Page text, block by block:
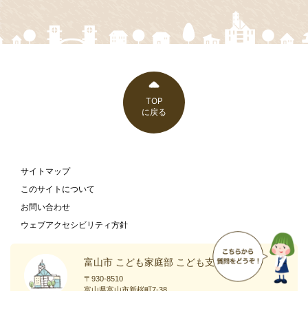
TOP
に戻る
サイトマップ
このサイトについて
お問い合わせ
ウェブアクセシビリティ方針
富山市 こども家庭部 こども支援課
〒930-8510
富山県富山市新桜町7-38